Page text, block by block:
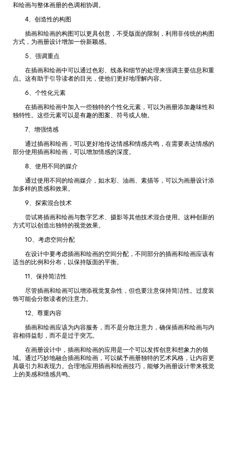
和绘画与整体画册的色调相协调。
4、创造性的构图
插画和绘画的构图可以更具创意，不受版面的限制，利用非传统的构图
方式，为画册设计增加一份新颖感。
5、强调重点
在插画和绘画中可以通过色彩、线条和细节的处理来强调主要信息和重
点。这有助于引导读者的目光，使他们更好地理解内容。
6、个性化元素
在插画和绘画中加入一些独特的个性化元素，可以为画册添加趣味性和
独特性。这些元素可以是有趣的图案、符号或人物。
7、增强情感
通过插画和绘画，可以更好地传达情感和情感共鸣，在需要表达情感的
部分使用插画和绘画，可以增加情感的深度。
8、使用不同的媒介
通过使用不同的绘画媒介，如水彩、油画、素描等，可以为画册设计添
加多样的质感和效果。
9、探索混合技术
尝试将插画和绘画与数字艺术、摄影等其他技术混合使用。这种创新的
方式可以创造出独特的视觉效果。
10、考虑空间分配
在设计中要考虑插画和绘画的空间分配，不同部分的插画和绘画应该有
适当的比例和分布，以保持版面的平衡。
11、保持简洁性
尽管插画和绘画可以增添视觉复杂性，但也要注意保持简洁性。过度装
饰可能会分散读者的注意力。
12、尊重内容
插画和绘画应该为内容服务，而不是分散注意力，确保插画和绘画与内
容相得益彰，而不是过于突兀。
在画册设计中，插画和绘画的应用是一个可以发挥创意和想象力的领
域。通过巧妙地融合插画和绘画，可以赋予画册独特的艺术风格，让内容更
具吸引力和表现力。合理地应用插画和绘画技巧，能够为画册设计带来视觉
上的美感和情感共鸣。